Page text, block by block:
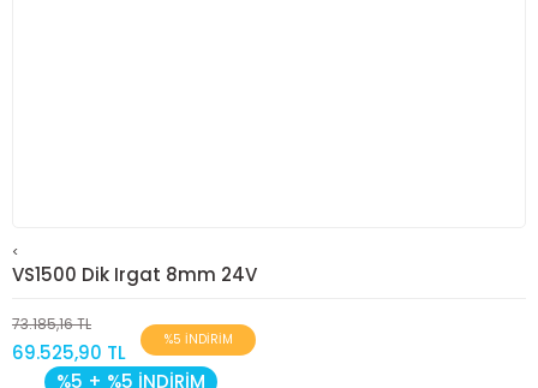
<
VS1500 Dik Irgat 8mm 24V
73.185,16 TL
69.525,90 TL
%5 İNDİRİM
%5 + %5 İNDİRİM